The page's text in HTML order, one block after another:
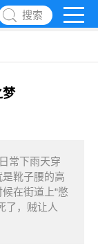
搜索
梦
常下雨天穿
靴子腰的高
在街道上“憋
了，贼让人